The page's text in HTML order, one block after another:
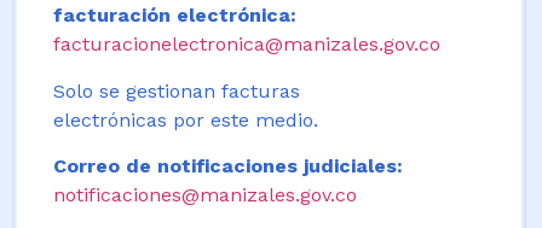
facturación electrónica:
facturacionelectronica@manizales.gov.co
Solo se gestionan facturas
electrónicas por este medio.
Correo de notificaciones judiciales:
notificaciones@manizales.gov.co